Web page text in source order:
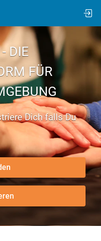
- DIE
FÜR
Dich falls Du